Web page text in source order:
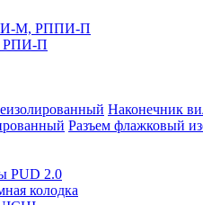
М, РППИ-П
П
Наконечник
Разъем флажковый
PUD 2.0
колодка